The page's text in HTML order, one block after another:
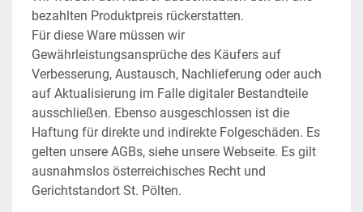
bezahlten Produktpreis rückerstatten.
Für diese Ware müssen wir
Gewährleistungsansprüche des Käufers auf
Verbesserung, Austausch, Nachlieferung oder auch
auf Aktualisierung im Falle digitaler Bestandteile
ausschließen. Ebenso ausgeschlossen ist die
Haftung für direkte und indirekte Folgeschäden. Es
gelten unsere AGBs, siehe unsere Webseite. Es gilt
ausnahmslos österreichisches Recht und
Gerichtstandort St. Pölten.